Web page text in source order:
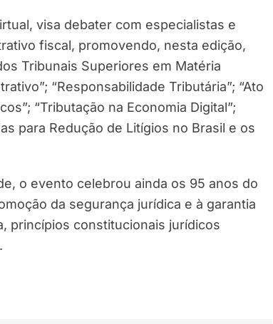
visa debater com especialistas e
fiscal, promovendo, nesta edição,
Tribunais Superiores em Matéria
“Responsabilidade Tributária”; “Ato
“Tributação na Economia Digital”;
para Redução de Litígios no Brasil e os
o evento celebrou ainda os 95 anos do
da segurança jurídica e à garantia
princípios constitucionais jurídicos